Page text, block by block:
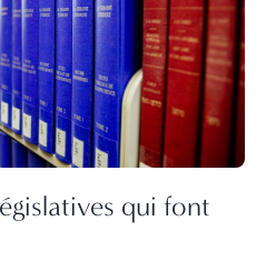
qui font